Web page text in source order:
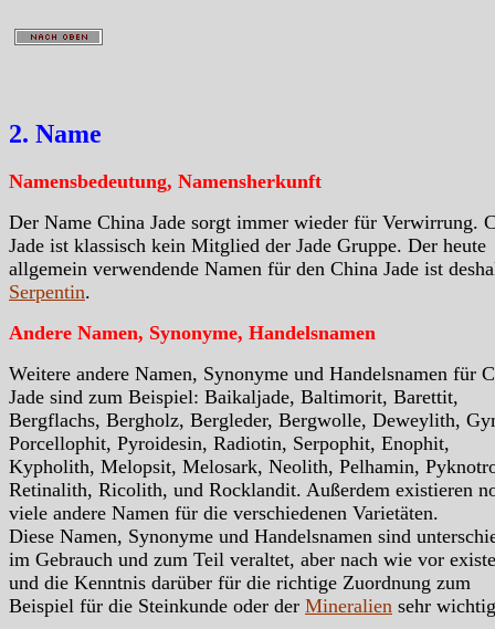
2. Name
Namensbedeutung, Namensherkunft
Der Name China Jade sorgt immer wieder für Verwirrung.
Jade ist klassisch kein Mitglied der Jade Gruppe. Der heute
allgemein verwendende Namen für den China Jade ist
Serpentin.
Andere Namen, Synonyme, Handelsnamen
Weitere andere Namen, Synonyme und Handelsnamen für
Jade sind zum Beispiel: Baikaljade, Baltimorit, Barettit,
Bergflachs, Bergholz, Bergleder, Bergwolle, Deweylith,
Porcellophit, Pyroidesin, Radiotin, Serpophit, Enophit,
Kypholith, Melopsit, Melosark, Neolith, Pelhamin,
Retinalith, Ricolith, und Rocklandit. Außerdem existieren
viele andere Namen für die verschiedenen Varietäten.
Diese Namen, Synonyme und Handelsnamen sind
im Gebrauch und zum Teil veraltet, aber nach wie vor
und die Kenntnis darüber für die richtige Zuordnung zum
Beispiel für die Steinkunde oder der Mineralien sehr